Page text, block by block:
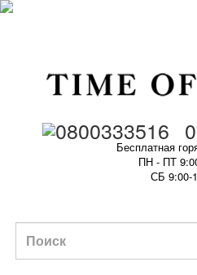
Бесплатная
ПН - ПТ
СБ 9:00-